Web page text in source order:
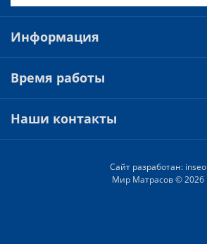
Информация
Время работы
Наши контакты
Сайт разработан: inseo
Мир Матрасов © 2026